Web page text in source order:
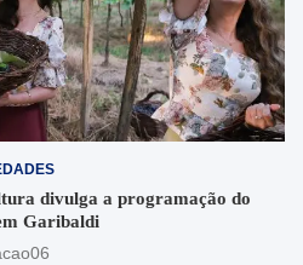
divulga a programação do
Garibaldi